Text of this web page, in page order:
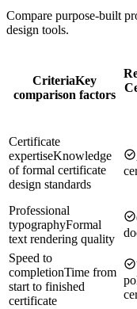
Compare purpose-built
design tools.
CriteriaKey
comparison factors
Certificate
expertiseKnowledge
of formal certificate
design standards
Professional
typographyFormal
text rendering quality
Speed to
completionTime from
start to finished
certificate